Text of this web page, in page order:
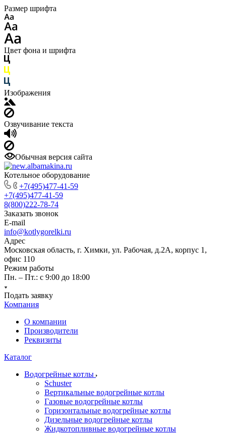
Размер шрифта
Цвет фона и шрифта
Изображения
Озвучивание текста
Обычная версия сайта
Котельное оборудование
+7(495)477-41-59
+7(495)477-41-59
8(800)222-78-74
Заказать звонок
E-mail
info@kotlygorelki.ru
Адрес
Московская область, г. Химки, ул. Рабочая, д.2А, корпус 1,
офис 110
Режим работы
Пн. – Пт.: с 9:00 до 18:00
Подать заявку
Компания
О компании
Производители
Реквизиты
Каталог
Водогрейные котлы
Schuster
Вертикальные водогрейные котлы
Газовые водогрейные котлы
Горизонтальные водогрейные котлы
Дизельные водогрейные котлы
Жидкотопливные водогрейные котлы